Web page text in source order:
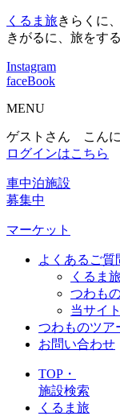
くるま旅きらくに
きがるに、旅をする
Instagram
faceBook
MENU
ゲストさん こんに
ログインはこちら
車中泊施設
募集中
マーケット
よくあるご質
くるま
つわも
当サイ
つわものツア
お問い合わせ
TOP・
施設検索
くるま旅